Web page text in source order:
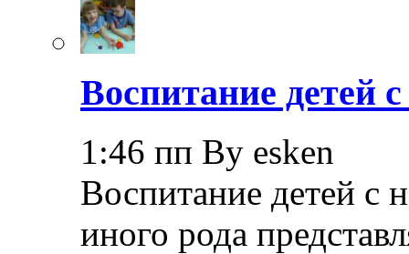
Воспитание детей
1:46 пп By esken
Воспитание детей с
иного рода